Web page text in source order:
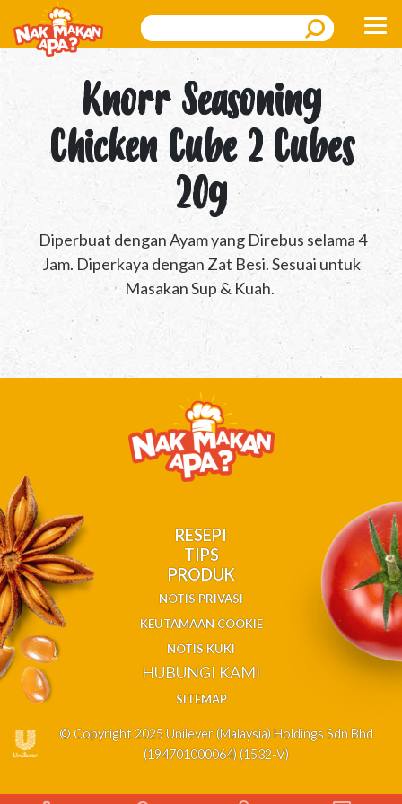
Search
Knorr Seasoning
Chicken Cube 2 Cubes
20g
Diperbuat dengan Ayam yang Direbus selama 4
Jam. Diperkaya dengan Zat Besi. Sesuai untuk
Masakan Sup & Kuah.
RESEPI
TIPS
PRODUK
NOTIS PRIVASI
KEUTAMAAN COOKIE
NOTIS KUKI
HUBUNGI KAMI
SITEMAP
© Copyright 2025 Unilever (Malaysia) Holdings Sdn Bhd
(194701000064) (1532-V)